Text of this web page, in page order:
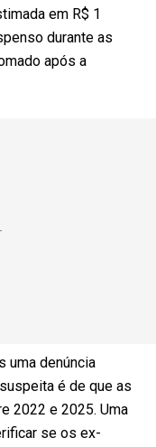
em R$ 1
durante as
após a
uma denúncia
é de que as
2022 e 2025. Uma
se os ex-